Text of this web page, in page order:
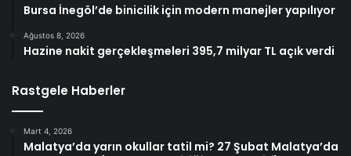
Bursa İnegöl’de binicilik için modern manejler yapılıyor
Ağustos 8, 2026
Hazine nakit gerçekleşmeleri 395,7 milyar TL açık verdi
Rastgele Haberler
Mart 4, 2026
Malatya’da yarın okullar tatil mi? 27 Şubat Malatya’da